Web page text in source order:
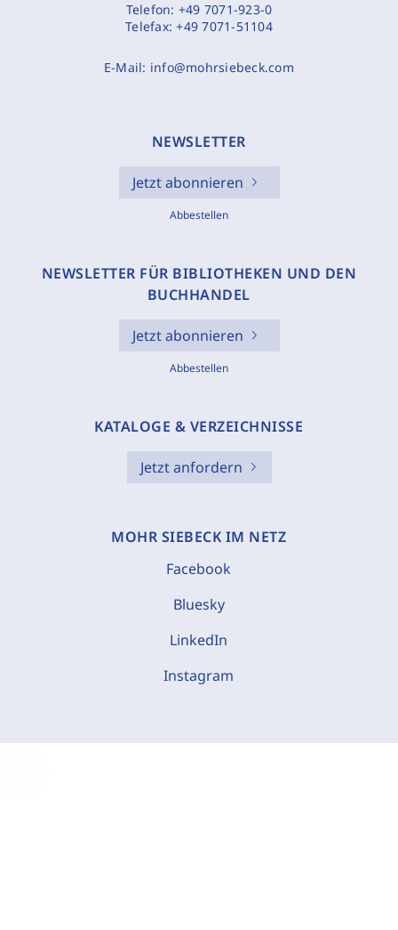
Telefon: +49 7071-923-0
Telefax:+49 7071-51104
E-Mail: info@mohrsiebeck.com
NEWSLETTER
Jetzt abonnieren
Abbestellen
NEWSLETTER FÜR BIBLIOTHEKEN UND DEN
BUCHHANDEL
Jetzt abonnieren
Abbestellen
KATALOGE & VERZEICHNISSE
Jetzt anfordern
MOHR SIEBECK IM NETZ
Facebook
Bluesky
LinkedIn
Instagram